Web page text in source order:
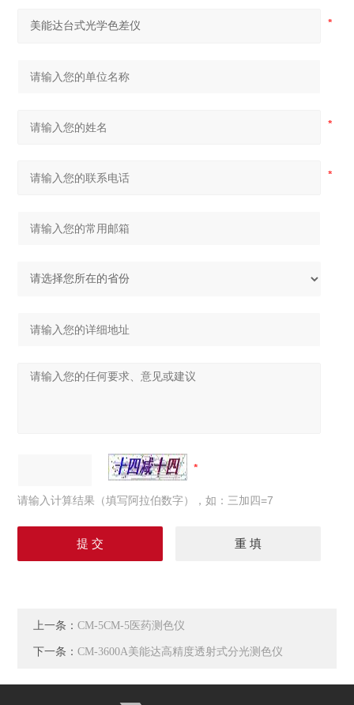
请输入计算结果（填写阿拉伯数字），如：三加四=7
上一条：CM-5CM-5医药测色仪
下一条：CM-3600A美能达高精度透射式分光测色仪